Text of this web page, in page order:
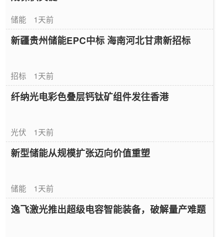
储能 1天前
新疆贵州储能EPC中标 海南河北甘肃新招标
招标 1天前
纤纳光电彩色叠层钙钛矿组件发往香港
光伏 1天前
新型储能从规模扩张迈向价值重塑
储能 1天前
逸飞激光推出超级电容智能装备，破解量产难题